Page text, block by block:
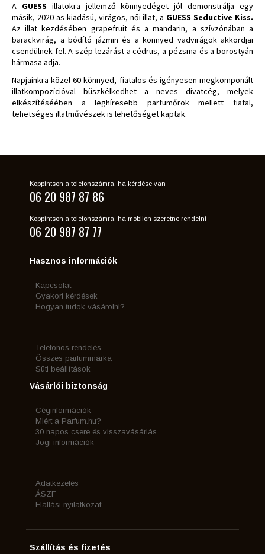
A GUESS illatokra jellemző könnyedéget jól demonstrálja egy
másik, 2020-as kiadású, virágos, női illat, a GUESS Seductive Kiss.
Az illat kezdésében grapefruit és a mandarin, a szívzónában a
barackvirág, a bódító jázmin és a könnyed vadvirágok akkordjai
csendülnek fel. A szép lezárást a cédrus, a pézsma és a borostyán
hármasa adja.
Napjainkra közel 60 könnyed, fiatalos és igényesen megkomponált
illatkompozícióval büszkélkedhet a neves divatcég, melyek
elkészítéséében a leghíresebb parfümőrök mellett fiatal,
tehetséges illatművészek is lehetőséget kaptak.
Koppintson a telefonszámra, ha kérdése van
06 20 987 87 86
Koppintson a telefonszámra, ha mobilon szeretne rendelni
06 20 987 87 77
Hasznos információk
Kapcsolat
Gyakori kérdések
Hogyan tudok vásárolni?
Telefonos rendelés
Összes parfummárka
Süti beállítások
Vásárlói biztonság
Céginformációk
Miért a Parfum.hu?
30 napos csere és visszavásárlás
Jogi információk
Adatkezelés
ÁSZF
Elállási nyilatkozat
Szállítás és fizetés